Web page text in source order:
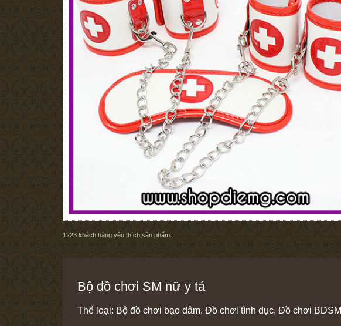
1223 khách hàng yêu thích sản phẩm.
Bộ đồ chơi SM nữ y tá
Thể loại: Bộ đồ chơi bạo dâm, Đồ chơi tình dục, Đồ chơi BDSM